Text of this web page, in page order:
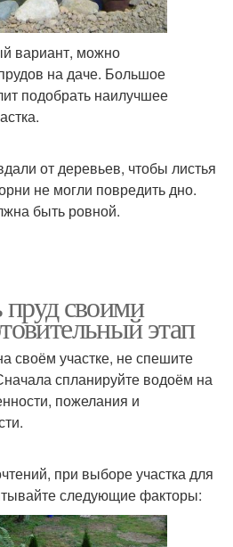
вариант, можно
на даче. Большое
подобрать наилучшее
от деревьев, чтобы листья
не могли повредить дно.
быть ровной.
своими
этап
своём участке, не спешите
спланируйте водоём на
пожелания и
при выборе участка для
следующие факторы: